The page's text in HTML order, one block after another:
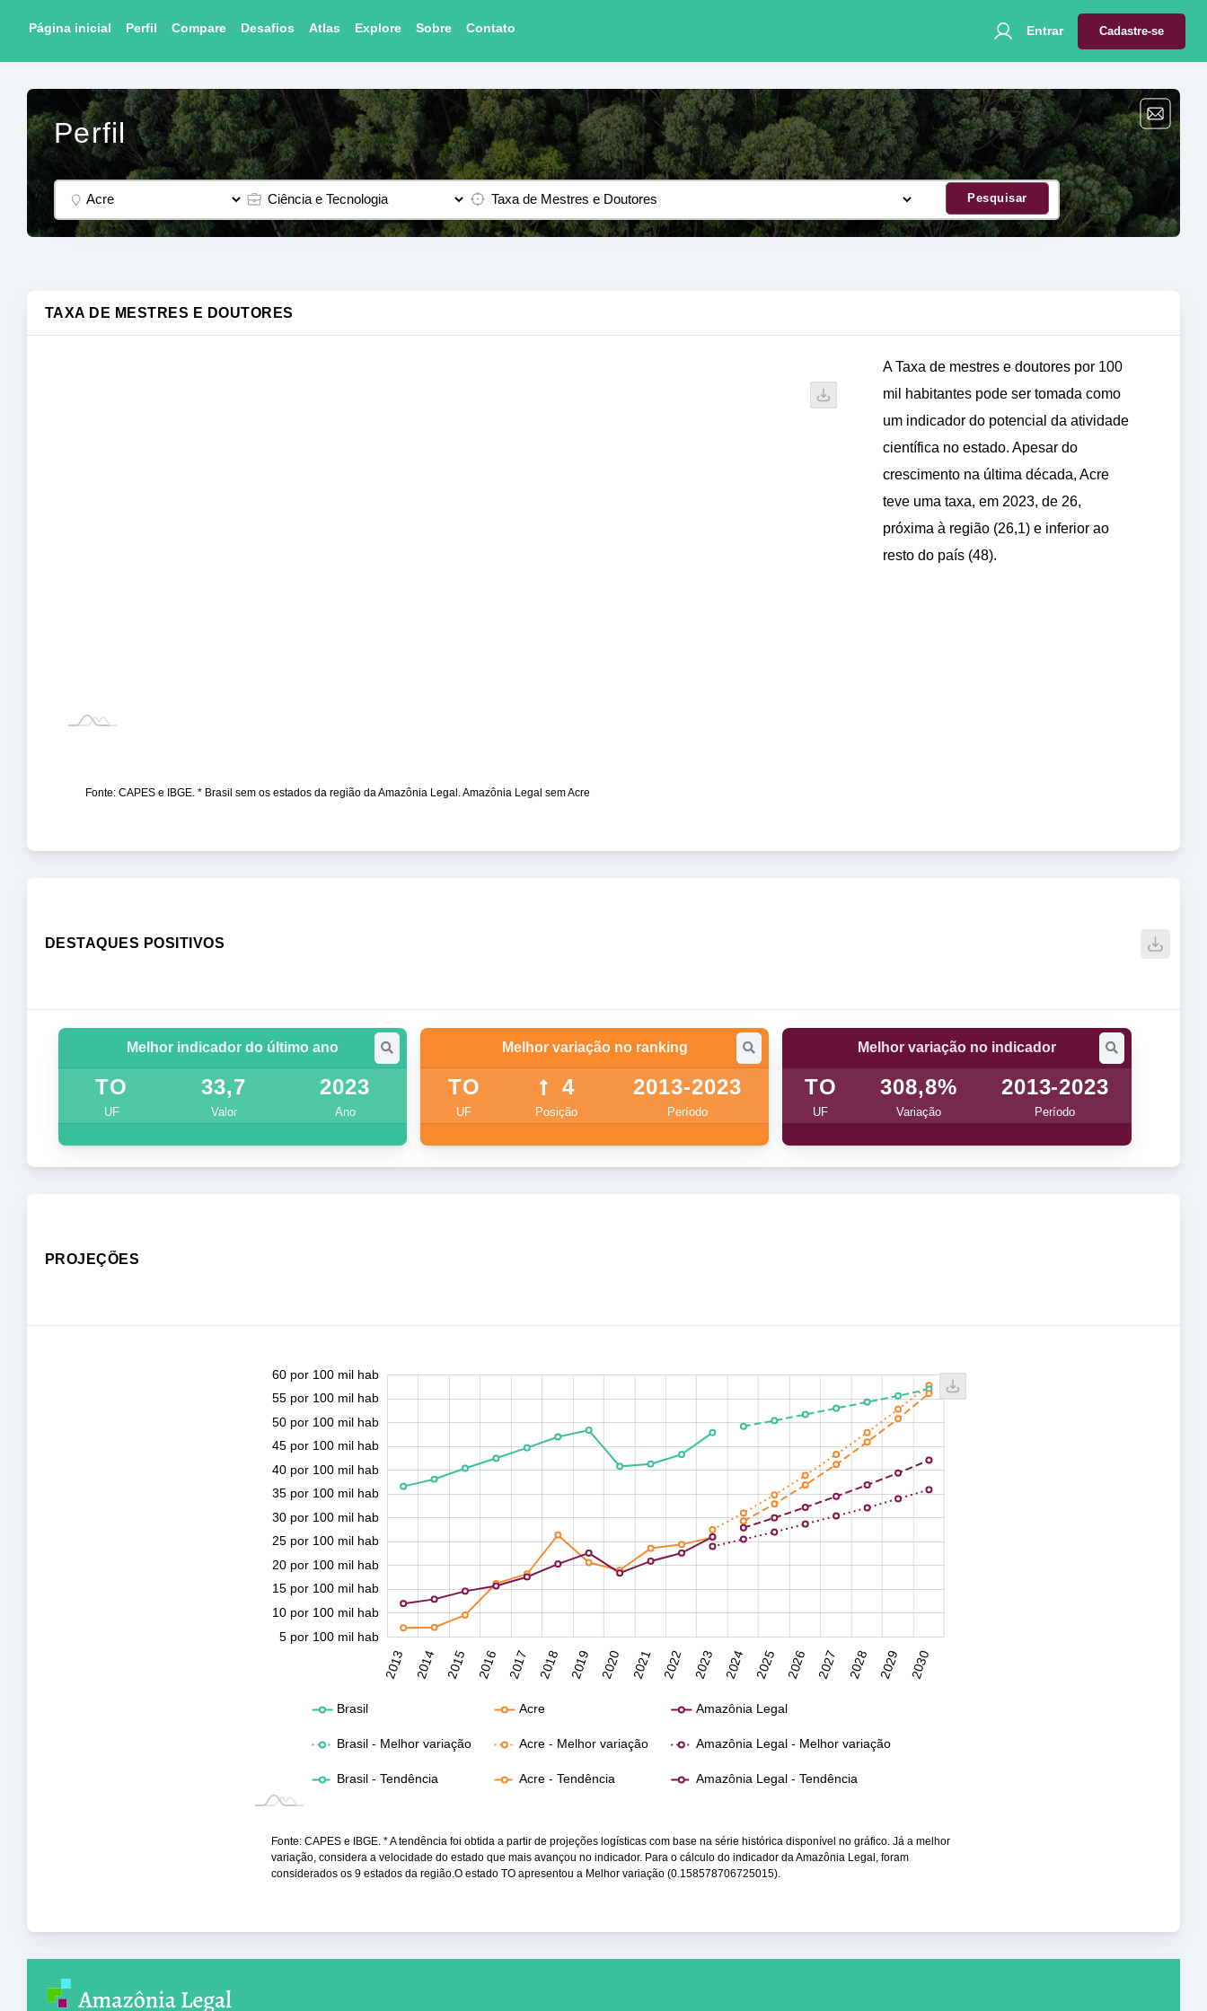
Página inicial Perfil Compare Desafios Atlas Explore Sobre Contato Entrar Cadastre-se
Perfil
Pesquisar
TAXA DE MESTRES E DOUTORES
Fonte: CAPES e IBGE. * Brasil sem os estados da região da Amazônia Legal. Amazônia Legal sem Acre
A Taxa de mestres e doutores por 100
mil habitantes pode ser tomada como
um indicador do potencial da atividade
científica no estado. Apesar do
crescimento na última década, Acre
teve uma taxa, em 2023, de 26,
próxima à região (26,1) e inferior ao
resto do país (48).
DESTAQUES POSITIVOS
Melhor indicador do último ano
TO
UF
33,7
Valor
2023
Ano
Melhor variação no ranking
TO
UF
4
Posição
2013-2023
Período
Melhor variação no indicador
TO
UF
308,8%
Variação
2013-2023
Período
PROJEÇÕES
10 por 100 mil hab
5 por 100 mil hab
10 por 100 mil hab
15 por 100 mil hab
20 por 100 mil hab
25 por 100 mil hab
30 por 100 mil hab
35 por 100 mil hab
40 por 100 mil hab
45 por 100 mil hab
50 por 100 mil hab
55 por 100 mil hab
60 por 100 mil hab
2013 2014 2015 2016 2017 2018 2019 2020 2021 2022 2023 2024 2025 2026 2027 2028 2029 2030
2031
2032
Brasil Acre Amazônia Legal
Brasil - Melhor variação Acre - Melhor variação Amazônia Legal - Melhor variação
Brasil - Tendência Acre - Tendência Amazônia Legal - Tendência
Fonte: CAPES e IBGE. * A tendência foi obtida a partir de projeções logísticas com base na série histórica disponível no gráfico. Já a melhor
variação, considera a velocidade do estado que mais avançou no indicador. Para o cálculo do indicador da Amazônia Legal, foram
considerados os 9 estados da região.O estado TO apresentou a Melhor variação (0.158578706725015).